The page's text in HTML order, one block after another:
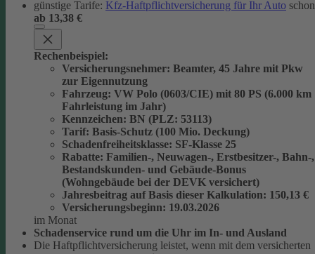
günstige Tarife: Kfz-Haftpflichtversicherung für Ihr Auto schon
ab 13,38 €
Rechenbeispiel:
Versicherungsnehmer: Beamter, 45 Jahre mit Pkw
zur Eigennutzung
Fahrzeug: VW Polo (0603/CIE) mit 80 PS (6.000 km
Fahrleistung im Jahr)
Kennzeichen: BN (PLZ: 53113)
Tarif: Basis-Schutz (100 Mio. Deckung)
Schadenfreiheitsklasse: SF-Klasse 25
Rabatte: Familien-, Neuwagen-, Erstbesitzer-, Bahn-,
Bestandskunden- und Gebäude-Bonus
(Wohngebäude bei der DEVK versichert)
Jahresbeitrag auf Basis dieser Kalkulation: 150,13 €
Versicherungsbeginn: 19.03.2026
im Monat
Schadenservice rund um die Uhr im In- und Ausland
Die Haftpflichtversicherung leistet, wenn mit dem versicherten